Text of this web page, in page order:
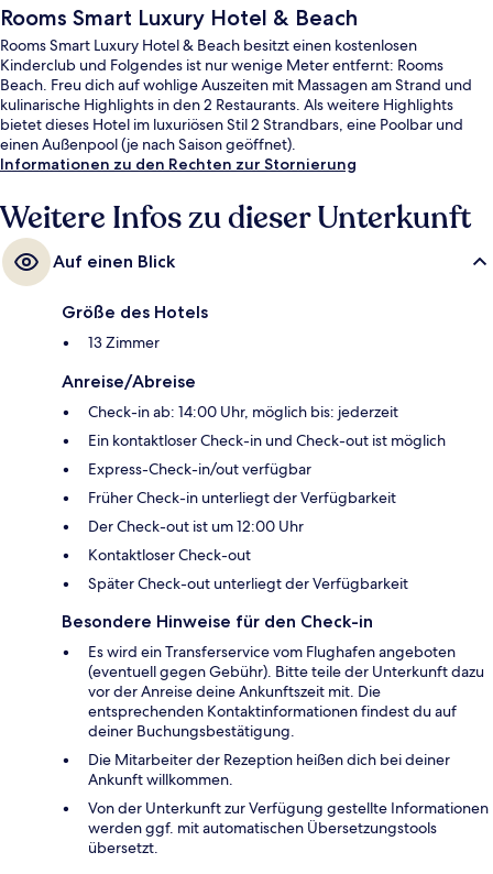
Rooms Smart Luxury Hotel & Beach
Rooms Smart Luxury Hotel & Beach besitzt einen kostenlosen
Kinderclub und Folgendes ist nur wenige Meter entfernt: Rooms
Beach. Freu dich auf wohlige Auszeiten mit Massagen am Strand und
kulinarische Highlights in den 2 Restaurants. Als weitere Highlights
bietet dieses Hotel im luxuriösen Stil 2 Strandbars, eine Poolbar und
einen Außenpool (je nach Saison geöffnet).
Informationen zu den Rechten zur Stornierung
Weitere Infos zu dieser Unterkunft
Auf einen Blick
Größe des Hotels
13 Zimmer
Anreise/Abreise
Check-in ab: 14:00 Uhr, möglich bis: jederzeit
Ein kontaktloser Check-in und Check-out ist möglich
Express-Check-in/out verfügbar
Früher Check-in unterliegt der Verfügbarkeit
Der Check-out ist um 12:00 Uhr
Kontaktloser Check-out
Später Check-out unterliegt der Verfügbarkeit
Besondere Hinweise für den Check-in
Es wird ein Transferservice vom Flughafen angeboten
(eventuell gegen Gebühr). Bitte teile der Unterkunft dazu
vor der Anreise deine Ankunftszeit mit. Die
entsprechenden Kontaktinformationen findest du auf
deiner Buchungsbestätigung.
Die Mitarbeiter der Rezeption heißen dich bei deiner
Ankunft willkommen.
Von der Unterkunft zur Verfügung gestellte Informationen
werden ggf. mit automatischen Übersetzungstools
übersetzt.